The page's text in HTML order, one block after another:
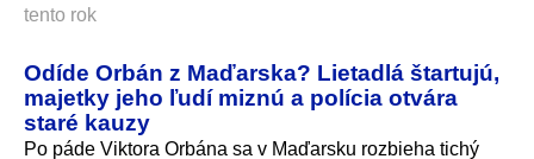
tento rok
Odíde Orbán z Maďarska? Lietadlá štartujú,
majetky jeho ľudí miznú a polícia otvára
staré kauzy
Po páde Viktora Orbána sa v Maďarsku rozbieha tichý